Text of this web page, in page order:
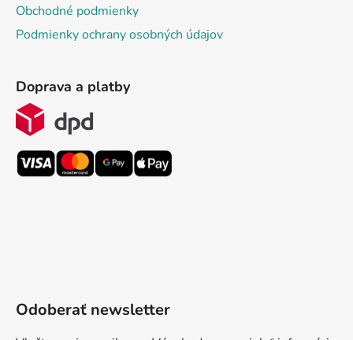
Obchodné podmienky
Podmienky ochrany osobných údajov
Doprava a platby
Odoberať newsletter